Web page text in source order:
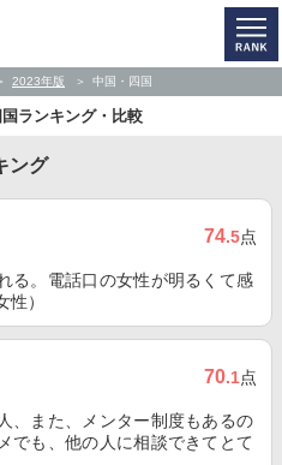
2023年版 中国・四国
国ランキング・比較
ング
74.5点
る。電話口の女性が明るくて感
）
70.1点
、また、メンター制度もあるの
でも、他の人に相談できてとて